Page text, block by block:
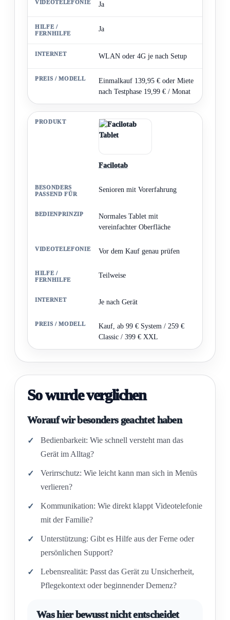
Ja
Ja
WLAN oder 4G je nach Setup
Einmalkauf 139,95 € oder Miete
nach Testphase 19,99 € / Monat
Facilotab
Senioren mit Vorerfahrung
Normales Tablet mit
vereinfachter Oberfläche
Vor dem Kauf genau prüfen
Teilweise
Je nach Gerät
Kauf, ab 99 € System / 259 €
Classic / 399 € XXL
So wurde verglichen
Worauf wir besonders geachtet haben
Bedienbarkeit: Wie schnell versteht man das
Gerät im Alltag?
Verirrschutz: Wie leicht kann man sich in Menüs
verlieren?
Kommunikation: Wie direkt klappt Videotelefonie
mit der Familie?
Unterstützung: Gibt es Hilfe aus der Ferne oder
persönlichen Support?
Lebensrealität: Passt das Gerät zu Unsicherheit,
Pflegekontext oder beginnender Demenz?
Was hier bewusst nicht entscheidet